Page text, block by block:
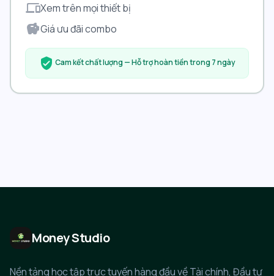
devicesXem trên mọi thiết bị
savingsGiá ưu đãi combo
verified_user Cam kết chất lượng — Hỗ trợ hoàn tiền trong 7 ngày
Money Studio
Nền tảng học tập trực tuyến hàng đầu về Tài chính, Đầu tư